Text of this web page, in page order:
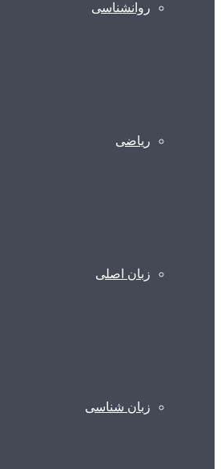
روانشناسی
ریاضی
زبان اصلی
زبان شناسی